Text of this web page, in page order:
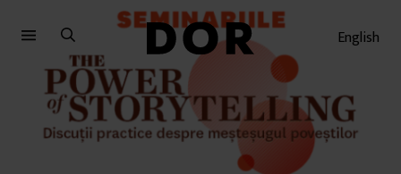
English